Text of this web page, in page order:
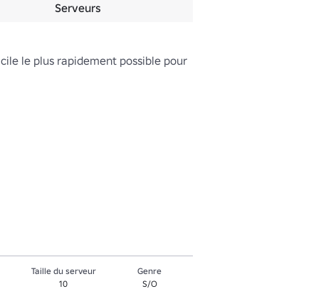
Serveurs
le plus rapidement possible pour
Taille du serveur
10
Genre
S/O